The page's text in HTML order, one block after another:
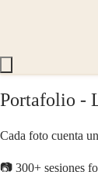
Portafolio -
Cada foto cuenta
📷 300+ sesiones